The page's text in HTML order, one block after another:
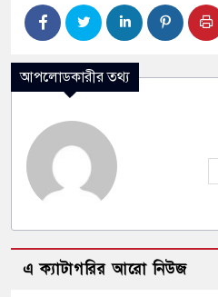
আপলোডকারীর তথ্য
এ ক্যাটাগরির আরো নিউজ